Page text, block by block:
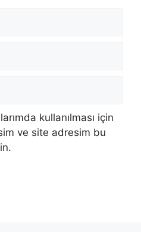
kullanılması için
ve site adresim bu